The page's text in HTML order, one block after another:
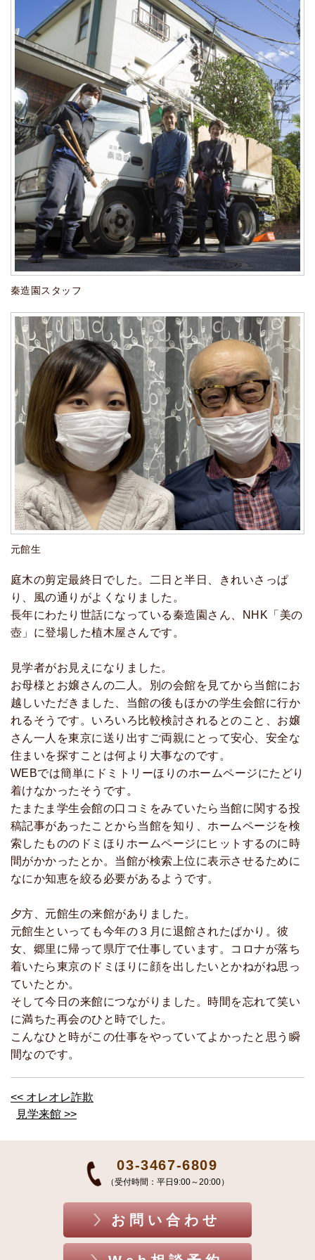
秦造園スタッフ
元館生
庭木の剪定最終日でした。二日と半日、きれいさっぱ
り、風の通りがよくなりました。
長年にわたり世話になっている秦造園さん、NHK「美の
壺」に登場した植木屋さんです。
見学者がお見えになりました。
お母様とお嬢さんの二人。別の会館を見てから当館にお
越しいただきました、当館の後もほかの学生会館に行か
れるそうです。いろいろ比較検討されるとのこと、お嬢
さん一人を東京に送り出すご両親にとって安心、安全な
住まいを探すことは何より大事なのです。
WEBでは簡単にドミトリーほりのホームページにたどり
着けなかったそうです。
たまたま学生会館の口コミをみていたら当館に関する投
稿記事があったことから当館を知り、ホームページを検
索したもののドミほりホームページにヒットするのに時
間がかかったとか。当館が検索上位に表示させるために
なにか知恵を絞る必要があるようです。
夕方、元館生の来館がありました。
元館生といっても今年の３月に退館されたばかり。彼
女、郷里に帰って県庁で仕事しています。コロナが落ち
着いたら東京のドミほりに顔を出したいとかねがね思っ
ていたとか。
そして今日の来館につながりました。時間を忘れて笑い
に満ちた再会のひと時でした。
こんなひと時がこの仕事をやっていてよかったと思う瞬
間なのです。
<< オレオレ詐欺
見学来館 >>
03-3467-6809
（受付時間：平日9:00～20:00）
お問い合わせ